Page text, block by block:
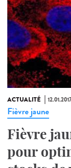
ACTUALITÉ
Fièvre jaune
Fièvre
pour